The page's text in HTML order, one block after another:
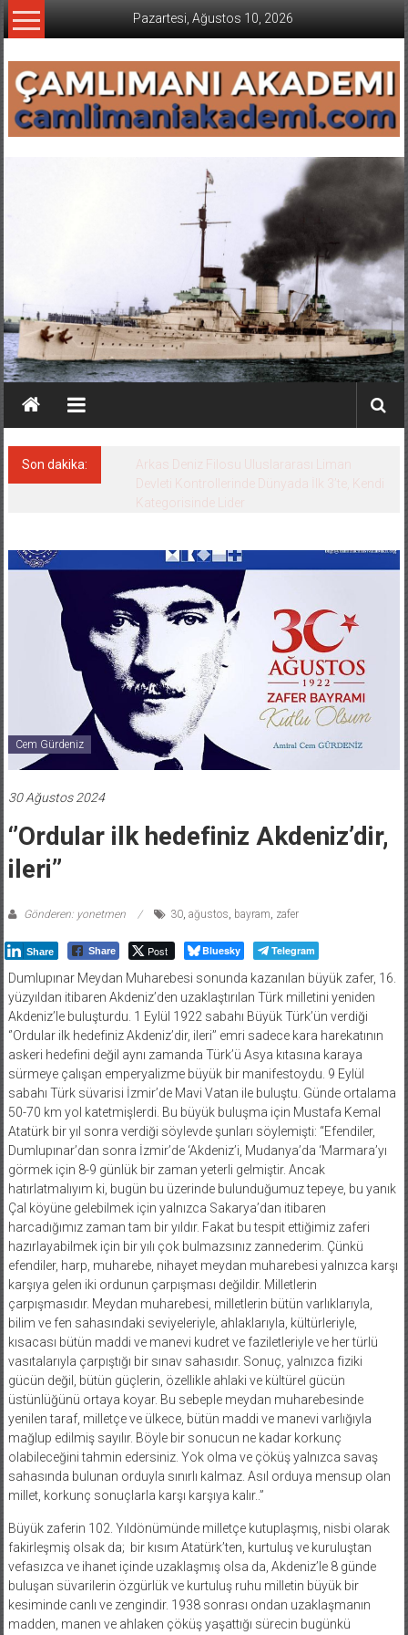
İçeriğe
geç
Pazartesi, Ağustos 10, 2026
Son dakika:
Arkas Deniz Filosu Uluslararası Liman
Devleti Kontrollerinde Dünyada İlk 3’te, Kendi
Kategorisinde Lider
Cem Gürdeniz
30 Ağustos 2024
‘’Ordular ilk hedefiniz Akdeniz’dir,
ileri’’
Gönderen: yonetmen 30, ağustos bayram zafer
Share Share Post Bluesky Telegram
Dumlupınar Meydan Muharebesi sonunda kazanılan büyük zafer, 16.
yüzyıldan itibaren Akdeniz’den uzaklaştırılan Türk milletini yeniden
Akdeniz’le buluşturdu. 1 Eylül 1922 sabahı Büyük Türk’ün verdiği
‘’Ordular ilk hedefiniz Akdeniz’dir, ileri’’ emri sadece kara harekatının
askeri hedefini değil aynı zamanda Türk’ü Asya kıtasına karaya
sürmeye çalışan emperyalizme büyük bir manifestoydu. 9 Eylül
sabahı Türk süvarisi İzmir’de Mavi Vatan ile buluştu. Günde ortalama
50-70 km yol katetmişlerdi. Bu büyük buluşma için Mustafa Kemal
Atatürk bir yıl sonra verdiği söylevde şunları söylemişti: “Efendiler,
Dumlupınar’dan sonra İzmir’de ‘Akdeniz’i, Mudanya’da ‘Marmara’yı
görmek için 8-9 günlük bir zaman yeterli gelmiştir. Ancak
hatırlatmalıyım ki, bugün bu üzerinde bulunduğumuz tepeye, bu yanık
Çal köyüne gelebilmek için yalnızca Sakarya’dan itibaren
harcadığımız zaman tam bir yıldır. Fakat bu tespit ettiğimiz zaferi
hazırlayabilmek için bir yılı çok bulmazsınız zannederim. Çünkü
efendiler, harp, muharebe, nihayet meydan muharebesi yalnızca karşı
karşıya gelen iki ordunun çarpışması değildir. Milletlerin
çarpışmasıdır. Meydan muharebesi, milletlerin bütün varlıklarıyla,
bilim ve fen sahasındaki seviyeleriyle, ahlaklarıyla, kültürleriyle,
kısacası bütün maddi ve manevi kudret ve faziletleriyle ve her türlü
vasıtalarıyla çarpıştığı bir sınav sahasıdır. Sonuç, yalnızca fiziki
gücün değil, bütün güçlerin, özellikle ahlaki ve kültürel gücün
üstünlüğünü ortaya koyar. Bu sebeple meydan muharebesinde
yenilen taraf, milletçe ve ülkece, bütün maddi ve manevi varlığıyla
mağlup edilmiş sayılır. Böyle bir sonucun ne kadar korkunç
olabileceğini tahmin edersiniz. Yok olma ve çöküş yalnızca savaş
sahasında bulunan orduyla sınırlı kalmaz. Asıl orduya mensup olan
millet, korkunç sonuçlarla karşı karşıya kalır..”
Büyük zaferin 102. Yıldönümünde milletçe kutuplaşmış, nisbi olarak
fakirleşmiş olsak da; bir kısım Atatürk’ten, kurtuluş ve kuruluştan
vefasızca ve ihanet içinde uzaklaşmış olsa da, Akdeniz’le 8 günde
buluşan süvarilerin özgürlük ve kurtuluş ruhu milletin büyük bir
kesiminde canlı ve zengindir. 1938 sonrası ondan uzaklaşmanın
madden, manen ve ahlaken çöküş yaşattığı sürecin bugünkü